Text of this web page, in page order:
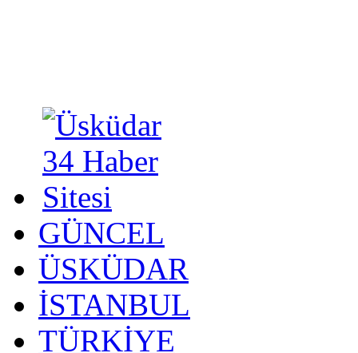
GÜNCEL
ÜSKÜDAR
İSTANBUL
TÜRKİYE